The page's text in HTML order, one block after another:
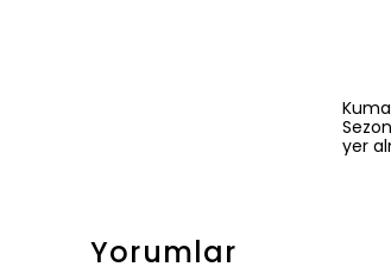
yer
Yorumlar